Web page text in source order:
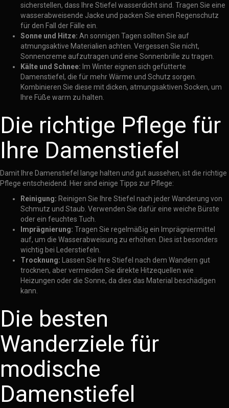
sicherstellen, dass Ihre Stiefel wasserdicht sind. Tragen Sie eine
wasserabweisende Jacke und packen Sie einen Regenschutz
für den Fall der Fälle ein.
Sonne und Hitze: An sonnigen Tagen sollten Sie auf
atmungsaktive Materialien achten. Vergessen Sie nicht,
Sonnencreme aufzutragen und eine Sonnenbrille zu tragen.
Kälte und Schnee: Im Winter eignen sich gefütterte
Damenstiefel, die für mehr Wärme und Schutz sorgen.
Kombinieren Sie diese mit dicken, atmungsaktiven Socken, um
Ihre Füße warm zu halten.
Die richtige Pflege für
Ihre Damenstiefel
Damit Ihre Damenstiefel lange halten und gut aussehen, ist die richtige
Pflege entscheidend. Hier sind einige Tipps zur Pflege:
Reinigung: Reinigen Sie Ihre Stiefel nach jeder Wanderung von
Schmutz und Staub. Verwenden Sie dafür eine weiche Bürste
oder ein feuchtes Tuch.
Imprägnierung: Tragen Sie regelmäßig ein Imprägniermittel
auf, um die Wasserabweisung zu erhöhen. Dies ist besonders
wichtig bei Lederstiefeln.
Trocknung: Lassen Sie Ihre Stiefel nach dem Wandern gut
trocknen, aber vermeiden Sie direkte Hitzequellen wie
Heizungen oder die Sonne, da dies das Material beschädigen
kann.
Die besten
Wanderziele für
modische
Damenstiefel